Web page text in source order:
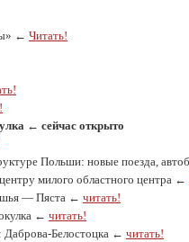
← Читать!
← сейчас открыто
Польши: новые поезда,
милого областного центра ←
— Пяста ← читать!
← читать!
Даброва-Белостоцка ← читать!